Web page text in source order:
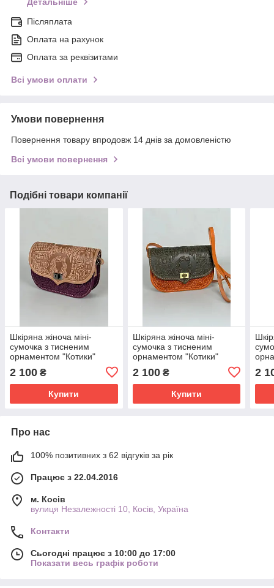
Детальніше
Післяплата
Оплата на рахунок
Оплата за реквізитами
Всі умови оплати
Умови повернення
Повернення товару впродовж 14 днів за домовленістю
Всі умови повернення
Подібні товари компанії
Шкіряна жіноча міні-
сумочка з тисненим
орнаментом "Котики"
кольору, 20×14×6 см
2 100 ₴
Купити
Шкіряна жіноча міні-
сумочка з тисненим
орнаментом "Котики"
оливково-рудого кольору,
20×14×6 см
2 100₴
Купити
2
Про нас
100% позитивних з 62 відгуків за рік
Працює з 22.04.2016
м. Косів
вулиця Незалежності 10, Косів, Україна
Контакти
Сьогодні працює з 10:00 до 17:00
Показати весь графік роботи